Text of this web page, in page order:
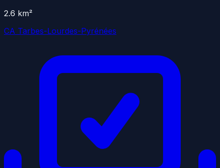
2.6 km²
CA Tarbes-Lourdes-Pyrénées